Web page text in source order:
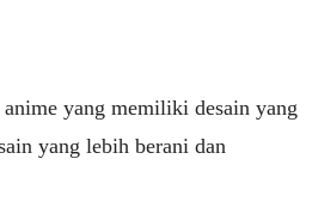
yang memiliki desain yang
yang lebih berani dan